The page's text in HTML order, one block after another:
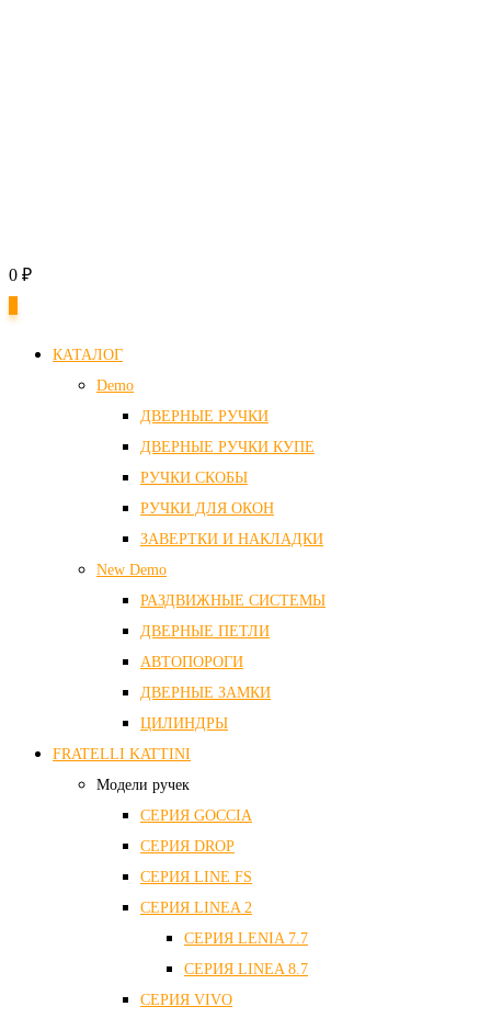
0 ₽
КАТАЛОГ
Demo
ДВЕРНЫЕ РУЧКИ
ДВЕРНЫЕ РУЧКИ КУПЕ
РУЧКИ СКОБЫ
РУЧКИ ДЛЯ ОКОН
ЗАВЕРТКИ И НАКЛАДКИ
New Demo
РАЗДВИЖНЫЕ СИСТЕМЫ
ДВЕРНЫЕ ПЕТЛИ
АВТОПОРОГИ
ДВЕРНЫЕ ЗАМКИ
ЦИЛИНДРЫ
FRATELLI KATTINI
Модели ручек
СЕРИЯ GOCCIA
СЕРИЯ DROP
СЕРИЯ LINE FS
СЕРИЯ LINEA 2
СЕРИЯ LENIA 7.7
СЕРИЯ LINEA 8.7
СЕРИЯ VIVO